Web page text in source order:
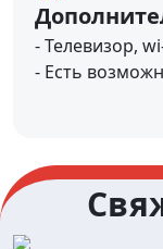
- Телевизор,
- Есть